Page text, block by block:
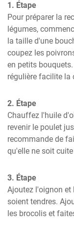
1. Étape
Pour préparer la
légumes,
la taille d'une
coupez les
en petits
régulière facilite la
2. Étape
Chauffez l'huile
revenir le poulet
recommande de
qu'elle ne soit
3. Étape
Ajoutez l'oignon et
soient tendres.
les brocolis et